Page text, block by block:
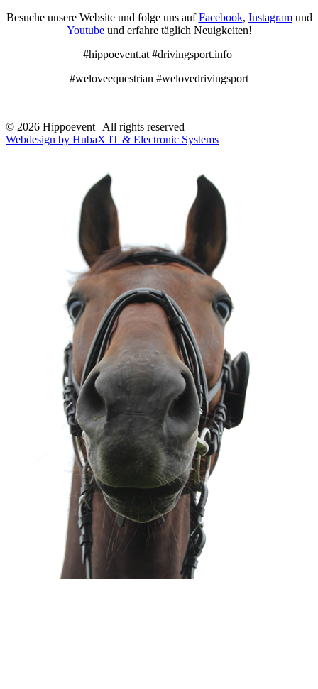
Besuche unsere Website und folge uns aufFacebook, Instagramund
Youtubeund erfahre täglich Neuigkeiten!
#hippoevent.at #drivingsport.info
#weloveequestrian #welovedrivingsport
© 2026 Hippoevent | All rights reserved
Webdesign by HubaX IT & Electronic Systems